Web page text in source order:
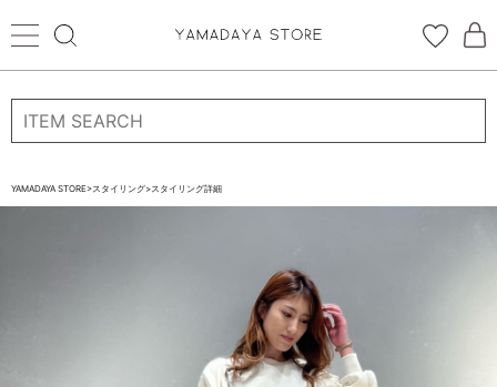
ログイン 新規会員登録
STORE BRAND・LABELから探す
YAMADAYA STORE>スタイリング>スタイリング詳細